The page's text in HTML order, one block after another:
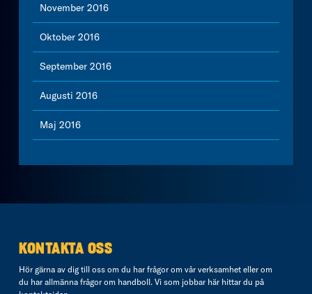
November 2016
Oktober 2016
September 2016
Augusti 2016
Maj 2016
KONTAKTA OSS
Hör gärna av dig till oss om du har frågor om vår verksamhet eller om
du har allmänna frågor om handboll. Vi som jobbar här hittar du på